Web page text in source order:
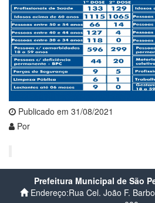
Publicado em 31/08/2021
Por
Prefeitura Municipal de São
Endereço:Rua Cel. João F.